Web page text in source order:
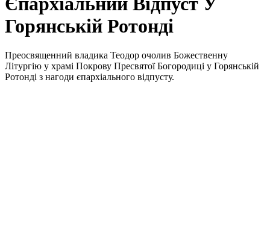
Горянській Ротонді
Преосвященний владика Теодор очолив Божественну
Літургію у храмі Покрову Пресвятої Богородиці у Горянській
Ротонді з нагоди єпархіального відпусту.